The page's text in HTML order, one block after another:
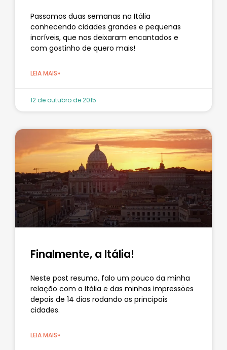
Passamos duas semanas na Itália
conhecendo cidades grandes e pequenas
incríveis, que nos deixaram encantados e
com gostinho de quero mais!
LEIA MAIS»
12 de outubro de 2015
Finalmente, a Itália!
Neste post resumo, falo um pouco da minha
relação com a Itália e das minhas impressöes
depois de 14 dias rodando as principais
cidades.
LEIA MAIS»